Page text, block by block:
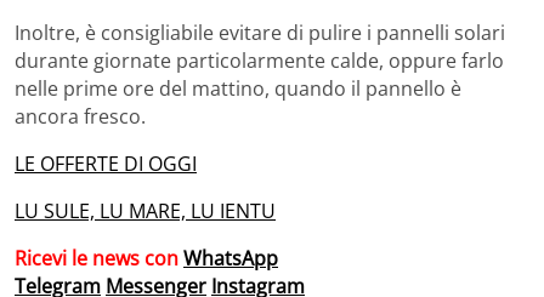
Inoltre, è consigliabile evitare di pulire i pannelli solari
durante giornate particolarmente calde, oppure farlo
nelle prime ore del mattino, quando il pannello è
ancora fresco.
LE OFFERTE DI OGGI
LU SULE, LU MARE, LU IENTU
Ricevi le news conWhatsApp
Telegram Messenger Instagram